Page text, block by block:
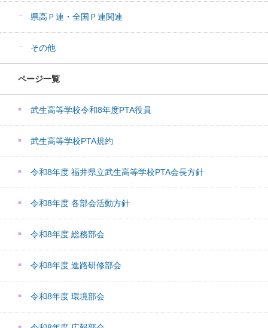
県高Ｐ連・全国Ｐ連関連
その他
ページ一覧
武生高等学校令和8年度PTA役員
武生高等学校PTA規約
令和8年度 福井県立武生高等学校PTA会長方針
令和8年度 各部会活動方針
令和8年度 総務部会
令和8年度 進路研修部会
令和8年度 環境部会